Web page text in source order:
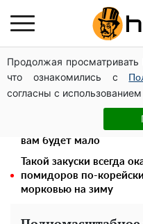
Продолжая
что ознакомились с
согласны с
Дроны с наценкой:
миллионы оборонного
фирму в Эстонии
Весь секрет в одной
хрустящей и сочной
вам будет мало
Такой закуски всегда
помидоров по-
морковью на зиму